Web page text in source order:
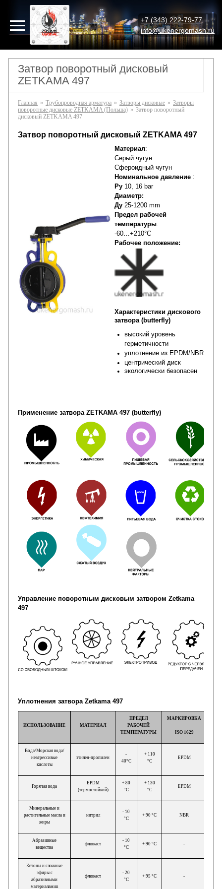
+7 (343) 222-79-77
info@ukenergomash.ru
Затвор поворотный дисковый
ZETKAMA 497
Главная » Трубопроводная арматура » Затворы дисковые » Затворы
поворотные дисковые ZETKAMA (Польша) » Затвор поворотный
дисковый ZETKAMA 497
Затвор поворотный дисковый ZETKAMA 497
Материал:
Серый чугун
Сфероидный чугун
Номинальное давление :
Ру 10, 16 bar
Диаметр:
Ду 25-1200 mm
Предел рабочей
температуры:
-60…+210°C
Рабочее положение:
Характеристики дискового
затвора (butterfly)
высокий уровень
герметичности
уплотнение из EPDM/NBR
центрический диск
экологически безопасен
Применение затвора ZETKAMA 497 (butterfly)
Управление поворотным дисковым затвором Zetkama
497
Уплотнения затвора Zetkama 497
ИСПОЛЬЗОВАНИЕ МАТЕРИАЛ
ПРЕДЕЛ
РАБОЧЕЙ
ТЕМПЕРАТУРЫ
МАРКИРОВКА
ISO 1629
Вода/Морская вода/
неагрессивые
кислоты
этилен-пропилен
-
40°C
+ 110
°C
EPDM
Горячая вода
EPDM
(термостойкий)
+ 80
°C
+ 130
°C
EPDM
Минеральные и
растительные масла и
жиры
нитрил
- 10
°C
+ 90 °C NBR
Абразивные
вещества
флюкаст
- 10
°C
+ 90 °C -
Кетоны и сложные
эфиры с
абразивными
материаламиn
флюкаст
- 20
°C
+ 95 °C -